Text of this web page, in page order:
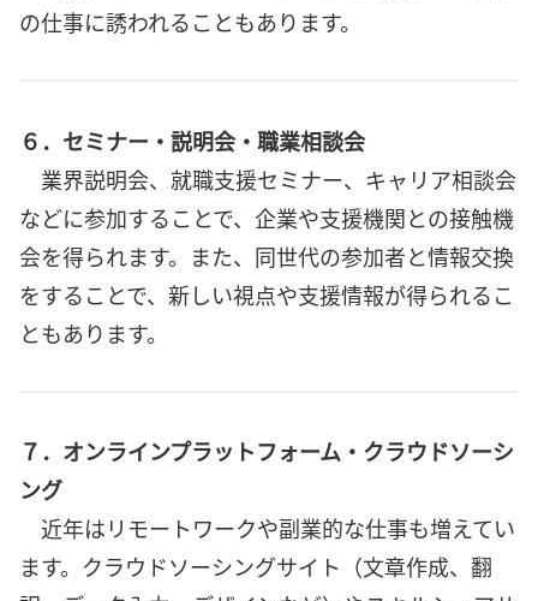
の仕事に誘われることもあります。
６．セミナー・説明会・職業相談会
業界説明会、就職支援セミナー、キャリア相談会
などに参加することで、企業や支援機関との接触機
会を得られます。また、同世代の参加者と情報交換
をすることで、新しい視点や支援情報が得られるこ
ともあります。
７．オンラインプラットフォーム・クラウドソーシ
ング
近年はリモートワークや副業的な仕事も増えてい
ます。クラウドソーシングサイト（文章作成、翻